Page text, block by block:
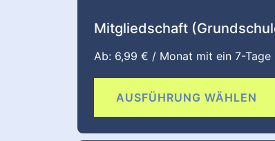
Mitgliedschaft
Ab: 6,99 € / Monat mit ein 7-
AUSFÜHRUNG WÄHLEN